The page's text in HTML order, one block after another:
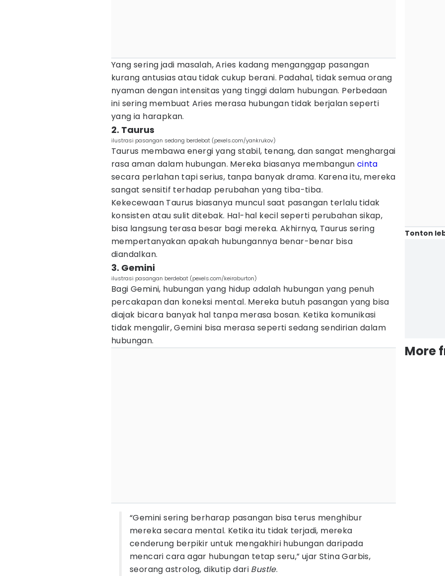
Yang sering jadi masalah, Aries kadang menganggap pasangan
kurang antusias atau tidak cukup berani. Padahal, tidak semua orang
nyaman dengan intensitas yang tinggi dalam hubungan. Perbedaan
ini sering membuat Aries merasa hubungan tidak berjalan seperti
yang ia harapkan.
2. Taurus
ilustrasi pasangan sedang berdebat (pexels.com/yankrukov)
Taurus membawa energi yang stabil, tenang, dan sangat menghargai
rasa aman dalam hubungan. Mereka biasanya membangun cinta
secara perlahan tapi serius, tanpa banyak drama. Karena itu, mereka
sangat sensitif terhadap perubahan yang tiba-tiba.
Kekecewaan Taurus biasanya muncul saat pasangan terlalu tidak
konsisten atau sulit ditebak. Hal-hal kecil seperti perubahan sikap,
bisa langsung terasa besar bagi mereka. Akhirnya, Taurus sering
mempertanyakan apakah hubungannya benar-benar bisa
diandalkan.
3. Gemini
ilustrasi pasangan berdebat (pexels.com/keiraburton)
Bagi Gemini, hubungan yang hidup adalah hubungan yang penuh
percakapan dan koneksi mental. Mereka butuh pasangan yang bisa
diajak bicara banyak hal tanpa merasa bosan. Ketika komunikasi
tidak mengalir, Gemini bisa merasa seperti sedang sendirian dalam
hubungan.
“Gemini sering berharap pasangan bisa terus menghibur
mereka secara mental. Ketika itu tidak terjadi, mereka
cenderung berpikir untuk mengakhiri hubungan daripada
mencari cara agar hubungan tetap seru,” ujar Stina Garbis,
seorang astrolog, dikutip dari Bustle.
Tonton
More